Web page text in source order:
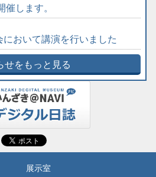
催します。
おいて講演を行いました
せをもっと見る
展示室